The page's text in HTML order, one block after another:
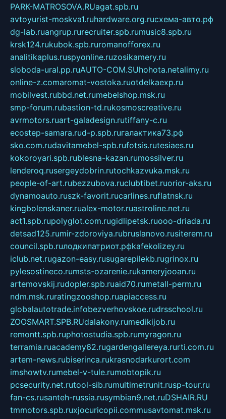
PARK-MATROSOVA.RUagat.spb.ru
avtoyurist-moskva1.ruhardware.org.ruсхема-авто.рф
dg-lab.ruangrup.rurecruiter.spb.rumusic8.spb.ru
krsk124.rukubok.spb.ruromanofforex.ru
analitikaplus.ruspyonline.ruzosikamery.ru
sloboda-ural.pp.ruAUTO-COM.SUhohota.netalimy.ru
online-z.comaromat-vostoka.ruotdelkaexp.ru
mobilvest.rubbd.net.rumebelshop.msk.ru
smp-forum.rubastion-td.rukosmoscreative.ru
avrmotors.ruart-galadesign.rutiffany-c.ru
ecostep-samara.rud-p.spb.ruгалактика73.рф
sko.com.rudavitamebel-spb.rufotsis.rutesiaes.ru
kokoroyari.spb.rublesna-kazan.rumossilver.ru
lenderoq.rusergeydobrin.rutochkazvuka.msk.ru
people-of-art.rubezzubova.ruclubtibet.ruorior-aks.ru
dynamoauto.ruszk-favorit.rucarlines.ruflatnsk.ru
kingbolenskaner.rualex-motor.ruastroline.net.ru
act1.spb.rupolyglot.com.rugidlipetsk.ruooo-driada.ru
detsad125.rumir-zdoroviya.rubruslanovo.rusiterem.ru
council.spb.ruлодкипатриот.рфkafekolizey.ru
iclub.net.rugazon-easy.rusugarepilekb.rugrinox.ru
pylesostineco.rumsts-ozarenie.rukameryjooan.ru
artemovskij.rudopler.spb.ruaid70.rumetall-perm.ru
ndm.msk.ruratingzooshop.ruapiaccess.ru
globalautotrade.infobezverhovskoe.rudrsschool.ru
ZOOSMART.SPB.RUdalakony.rumedikijob.ru
remontt.spb.ruphotostudia.spb.rumyragon.ru
terramia.ruacademy62.rugardengallereya.rurti.com.ru
artem-news.rubiserinca.rukrasnodarkurort.com
imshowtv.rumebel-v-tule.rumobtopik.ru
pcsecurity.net.rutool-sib.rumultimetrunit.rusp-tour.ru
fan-cs.rusanteh-russia.rusymbian9.net.ruDSHAIR.RU
tmmotors.spb.ruxjocuricopii.commusavtomat.msk.ru